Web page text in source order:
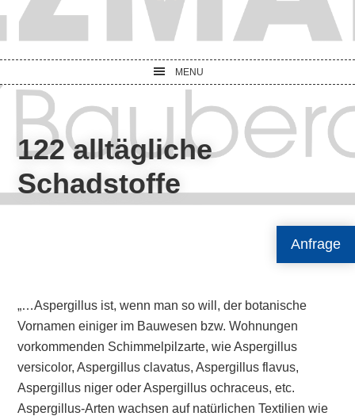
Anfrage
MENU
122 alltägliche
Schadstoffe
„…Aspergillus ist, wenn man so will, der botanische
Vornamen einiger im Bauwesen bzw. Wohnungen
vorkommenden Schimmelpilzarte, wie Aspergillus
versicolor, Aspergillus clavatus, Aspergillus flavus,
Aspergillus niger oder Aspergillus ochraceus, etc.
Aspergillus-Arten wachsen auf natürlichen Textilien wie